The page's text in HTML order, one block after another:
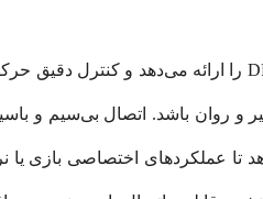
اجازه می‌دهد تا عملکردهای